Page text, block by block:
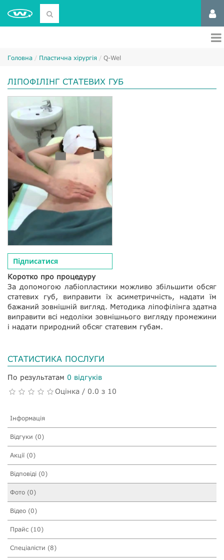
Головна Пластична хірургія Q-Wel
ЛІПОФІЛІНГ СТАТЕВИХ ГУБ
Підписатися
Коротко про процедуру
За допомогою лабіопластики можливо збільшити обсяг
статевих губ, виправити їх асиметричність, надати їм
бажаний зовнішній вигляд. Методика ліпофілінга здатна
виправити всі недоліки зовнішнього вигляду промежини
і надати природний обсяг статевим губам.
СТАТИСТИКА ПОСЛУГИ
По результатам 0 відгуків
Оцінка / 0.0 з 10
Інформація
Відгуки (0)
Акції (0)
Відповіді (0)
Фото (0)
Відео (0)
Прайс (10)
Спеціалісти (8)